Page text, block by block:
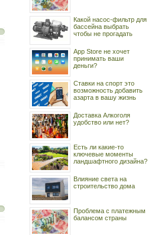
Какой насос-фильтр для
бассейна выбрать
чтобы не прогадать
App Store не хочет
принимать ваши
деньги?
Ставки на спорт это
возможность добавить
азарта в вашу жизнь
Доставка Алкоголя
удобство или нет?
Есть ли какие-то
ключевые моменты
ландшафтного дизайна?
Влияние света на
строительство дома
Проблема с платежным
балансом страны